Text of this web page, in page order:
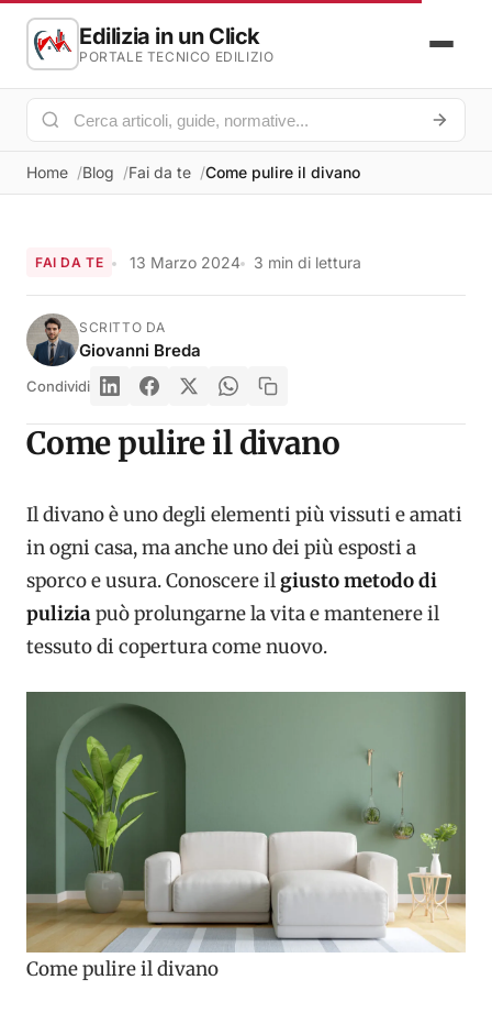
Edilizia in un Click
PORTALE TECNICO EDILIZIO
Home Blog Fai da te Come pulire il divano
FAI DA TE 13 Marzo 2024 3 min di lettura
SCRITTO DA
Giovanni Breda
Condividi
Come pulire il divano
Il divano è uno degli elementi più vissuti e amati
in ogni casa, ma anche uno dei più esposti a
sporco e usura. Conoscere ilgiusto metodo di
puliziapuò prolungarne la vita e mantenere il
tessuto di copertura come nuovo.
Come pulire il divano